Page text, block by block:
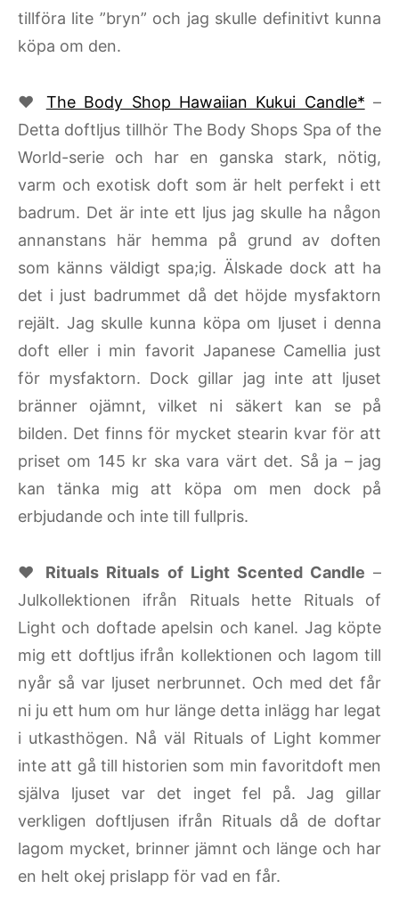
tillföra lite ”bryn” och jag skulle definitivt kunna
köpa om den.
♥ The Body Shop Hawaiian Kukui Candle* –
Detta doftljus tillhör The Body Shops Spa of the
World-serie och har en ganska stark, nötig,
varm och exotisk doft som är helt perfekt i ett
badrum. Det är inte ett ljus jag skulle ha någon
annanstans här hemma på grund av doften
som känns väldigt spa;ig. Älskade dock att ha
det i just badrummet då det höjde mysfaktorn
rejält. Jag skulle kunna köpa om ljuset i denna
doft eller i min favorit Japanese Camellia just
för mysfaktorn. Dock gillar jag inte att ljuset
bränner ojämnt, vilket ni säkert kan se på
bilden. Det finns för mycket stearin kvar för att
priset om 145 kr ska vara värt det. Så ja – jag
kan tänka mig att köpa om men dock på
erbjudande och inte till fullpris.
♥ Rituals Rituals of Light Scented Candle –
Julkollektionen ifrån Rituals hette Rituals of
Light och doftade apelsin och kanel. Jag köpte
mig ett doftljus ifrån kollektionen och lagom till
nyår så var ljuset nerbrunnet. Och med det får
ni ju ett hum om hur länge detta inlägg har legat
i utkasthögen. Nå väl Rituals of Light kommer
inte att gå till historien som min favoritdoft men
själva ljuset var det inget fel på. Jag gillar
verkligen doftljusen ifrån Rituals då de doftar
lagom mycket, brinner jämnt och länge och har
en helt okej prislapp för vad en får.